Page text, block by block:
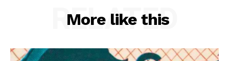
More like this
RELATED